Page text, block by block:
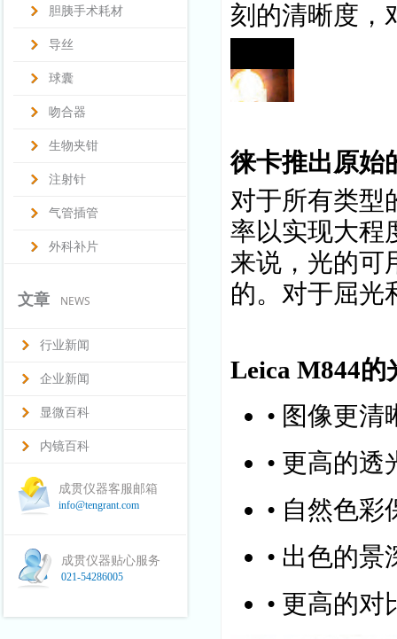
胆胰手术耗材
导丝
球囊
吻合器
生物夹钳
注射针
气管插管
外科补片
文章 NEWS
行业新闻
企业新闻
显微百科
内镜百科
成贯仪器客服邮箱
info@tengrant.com
成贯仪器贴心服务
021-54286005
刻的清晰度，
徕卡推出原始
对于所有类型
率以实现大程
来说，光的可
的。对于屈光
Leica M844的
• 图像更清
• 更高的透
• 自然色彩
• 出色的景
• 更高的对